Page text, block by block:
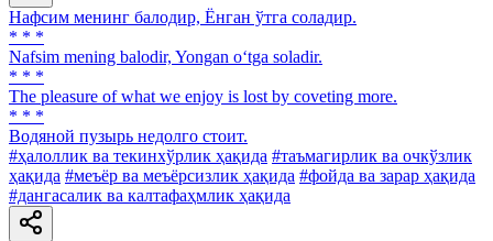
Нафсим менинг балодир, Ёнган ўтга соладир.
* * *
Nafsim mening balodir, Yongan o‘tga soladir.
* * *
The pleasure of what we enjoy is lost by coveting more.
* * *
Водяной пузырь недолго стоит.
#ҳалоллик ва текинхўрлик ҳақида #таъмагирлик ва очкўзлик
ҳақида #меъёр ва меъёрсизлик ҳақида #фойда ва зарар ҳақида
#дангасалик ва калтафаҳмлик ҳақида